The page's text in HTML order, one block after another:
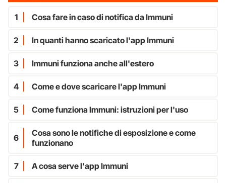
1 Cosa fare in caso di notifica da Immuni
2 In quanti hanno scaricato l'app Immuni
3 Immuni funziona anche all'estero
4 Come e dove scaricare l'app Immuni
5 Come funziona Immuni: istruzioni per l'uso
6
Cosa sono le notifiche di esposizione e come
funzionano
7 A cosa serve l'app Immuni